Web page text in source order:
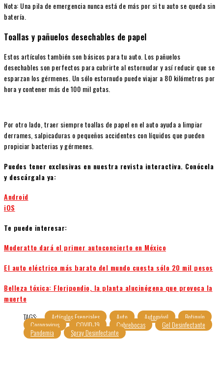
Nota: Una pila de emergencia nunca está de más por si tu auto se queda sin
batería.
Toallas y pañuelos desechables de papel
Estos artículos también son básicos para tu auto. Los pañuelos
desechables son perfectos para cubrirte al estornudar y así reducir que se
esparzan los gérmenes. Un sólo estornudo puede viajar a 80 kilómetros por
hora y contener más de 100 mil gotas.
Por otro lado, traer siempre toallas de papel en el auto ayuda a limpiar
derrames, salpicaduras o pequeños accidentes con líquidos que pueden
propiciar bacterias y gérmenes.
Puedes tener exclusivas en nuestra revista interactiva. Conócela
y descárgala ya:
Android
iOS
Te puede interesar:
Moderatto dará el primer autoconcierto en México
El auto eléctrico más barato del mundo cuesta sólo 20 mil pesos
Belleza tóxica: Floripondio, la planta alucinógena que provoca la
muerte
TAGS:
Artículos Esenciales Auto Automóvil Botiquín
Coronavirus COVID-19 Cubrebocas Gel Desinfectante
Pandemia Spray Desinfectante